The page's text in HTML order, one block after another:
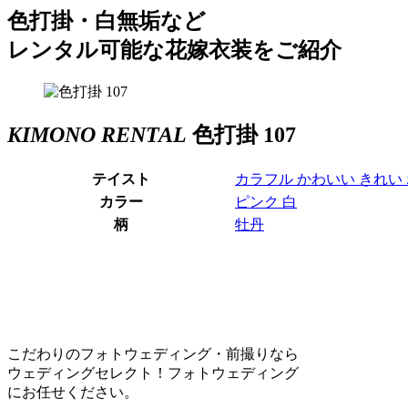
色打掛・白無垢など
レンタル可能な花嫁衣装をご紹介
KIMONO RENTAL 色打掛 107
テイスト カラフル かわいい きれい
カラー
ピンク 白
柄
牡丹
こだわりのフォトウェディング・前撮りなら
ウェディングセレクト！フォトウェディング
にお任せください。